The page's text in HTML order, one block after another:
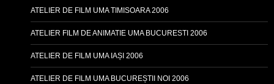
ATELIER DE FILM UMA TIMISOARA 2006
ATELIER FILM DE ANIMATIE UMA BUCURESTI 2006
ATELIER DE FILM UMA IAȘI 2006
ATELIER DE FILM UMA BUCUREȘTII NOI 2006